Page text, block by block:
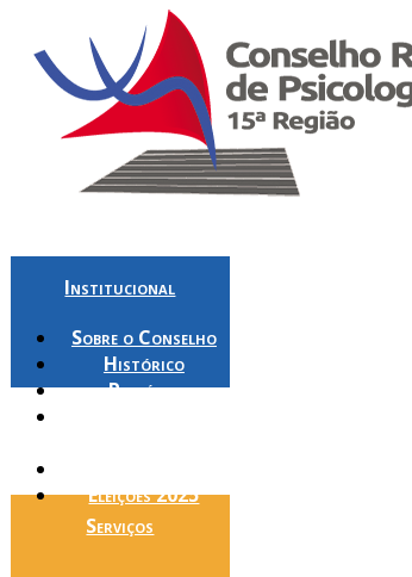
Institucional
Sobre o Conselho
Histórico
Plenária
Eleições 2025
Serviços